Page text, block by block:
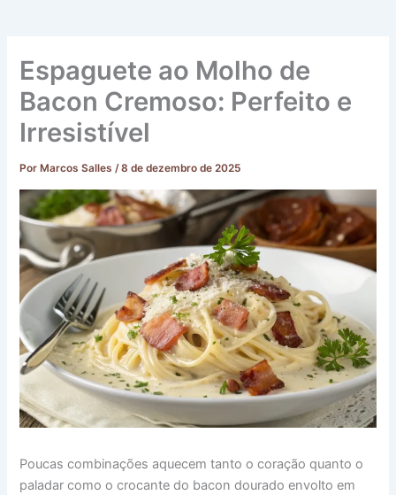
Espaguete ao Molho de
Bacon Cremoso: Perfeito e
Irresistível
Por Marcos Salles/8 de dezembro de 2025
Poucas combinações aquecem tanto o coração quanto o
paladar como o crocante do bacon dourado envolto em